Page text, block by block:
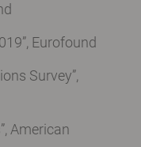
Eurofound
Survey”,
American